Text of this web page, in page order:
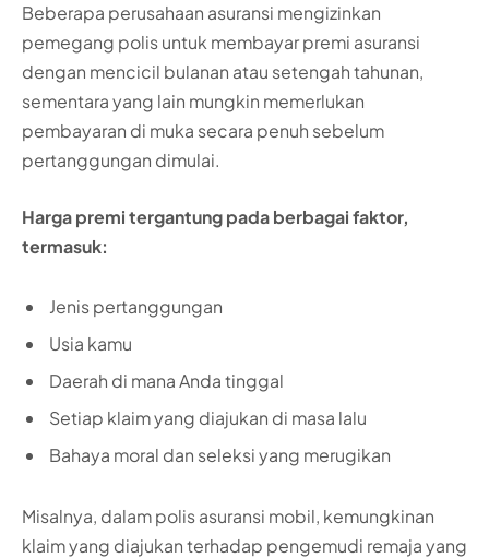
Beberapa perusahaan asuransi mengizinkan
pemegang polis untuk membayar premi asuransi
dengan mencicil bulanan atau setengah tahunan,
sementara yang lain mungkin memerlukan
pembayaran di muka secara penuh sebelum
pertanggungan dimulai.
Harga premi tergantung pada berbagai faktor,
termasuk:
Jenis pertanggungan
Usia kamu
Daerah di mana Anda tinggal
Setiap klaim yang diajukan di masa lalu
Bahaya moral dan seleksi yang merugikan
Misalnya, dalam polis asuransi mobil, kemungkinan
klaim yang diajukan terhadap pengemudi remaja yang